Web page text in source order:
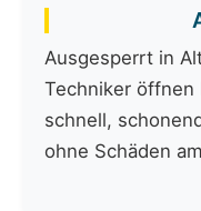
Ausgesperrt in
Techniker öffnen
schnell,
ohne Schäden